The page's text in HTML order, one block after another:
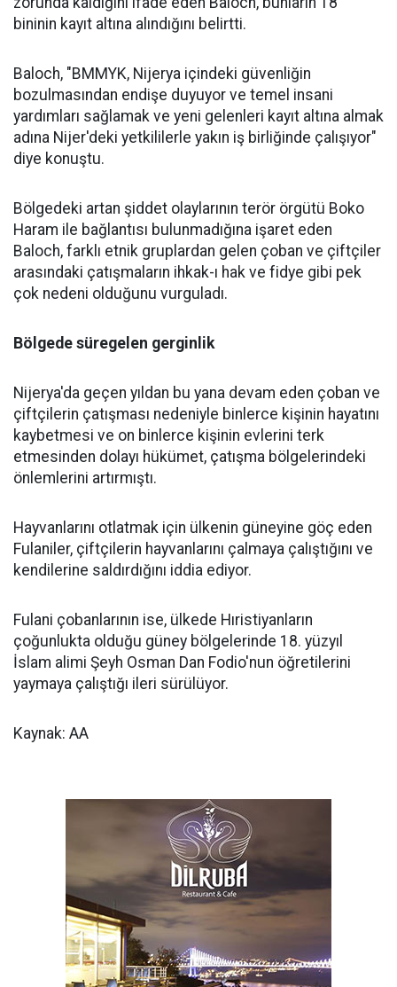
bininin kayıt altına alındığını belirtti.
Baloch, "BMMYK, Nijerya içindeki güvenliğin
bozulmasından endişe duyuyor ve temel insani
yardımları sağlamak ve yeni gelenleri kayıt altına almak
adına Nijer'deki yetkililerle yakın iş birliğinde çalışıyor"
diye konuştu.
Bölgedeki artan şiddet olaylarının terör örgütü Boko
Haram ile bağlantısı bulunmadığına işaret eden
Baloch, farklı etnik gruplardan gelen çoban ve çiftçiler
arasındaki çatışmaların ihkak-ı hak ve fidye gibi pek
çok nedeni olduğunu vurguladı.
Bölgede süregelen gerginlik
Nijerya'da geçen yıldan bu yana devam eden çoban ve
çiftçilerin çatışması nedeniyle binlerce kişinin hayatını
kaybetmesi ve on binlerce kişinin evlerini terk
etmesinden dolayı hükümet, çatışma bölgelerindeki
önlemlerini artırmıştı.
Hayvanlarını otlatmak için ülkenin güneyine göç eden
Fulaniler, çiftçilerin hayvanlarını çalmaya çalıştığını ve
kendilerine saldırdığını iddia ediyor.
Fulani çobanlarının ise, ülkede Hıristiyanların
çoğunlukta olduğu güney bölgelerinde 18. yüzyıl
İslam alimi Şeyh Osman Dan Fodio'nun öğretilerini
yaymaya çalıştığı ileri sürülüyor.
Kaynak: AA